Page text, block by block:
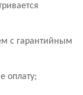
с гарантийным
оплату;